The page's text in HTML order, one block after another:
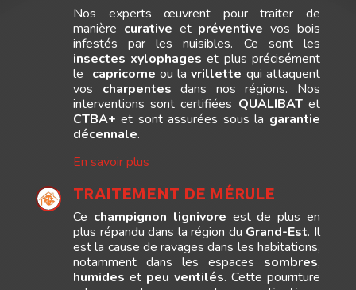
Nos experts œuvrent pour traiter de
manière curative et préventive vos bois
infestés par les nuisibles. Ce sont les
insectes xylophages et plus précisément
le capricorne ou lavrillette qui attaquent
vos charpentes dans nos régions. Nos
interventions sont certifiées QUALIBATet
CTBA+ et sont assurées sous la garantie
décennale.
En savoir plus
TRAITEMENT DE MÉRULE
Ce champignon lignivore est de plus en
plus répandu dans la région du Grand-Est. Il
est la cause de ravages dans les habitations,
notamment dans les espaces sombres,
humides et peu ventilés. Cette pourriture